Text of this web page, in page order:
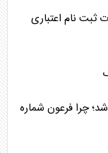
نام اعتباری
چرا فرعون شماره